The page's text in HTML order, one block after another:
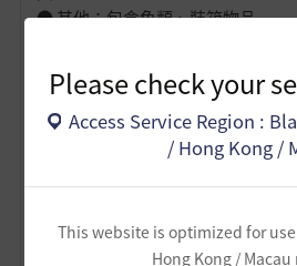
Please check your
Access Service Region :
/ Hong Kong /
This website is optimized for
Hong Kong / Macau
● 其他：包含魚類、裝箱物品
貿易品
距離加成 約原本的8.8%
主要利潤來源 時段價差